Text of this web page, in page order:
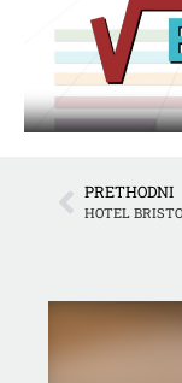
PRETHODNI